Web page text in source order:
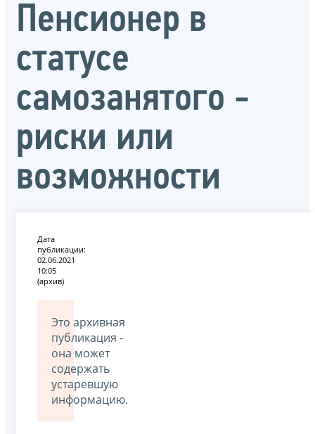
Пенсионер в
статусе
самозанятого -
риски или
возможности
Дата
публикации:
02.06.2021
10:05
(архив)
Это архивная
публикация -
она может
содержать
устаревшую
информацию.